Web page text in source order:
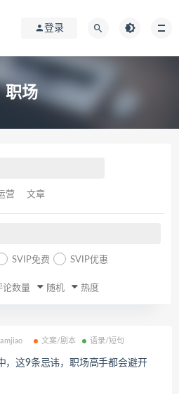
登录
职场
营 文章
SVIP免费 SVIP优惠
论数量 随机 热度
文案/剧本 语录/短句
，这9条忌讳，职场高手都会避开